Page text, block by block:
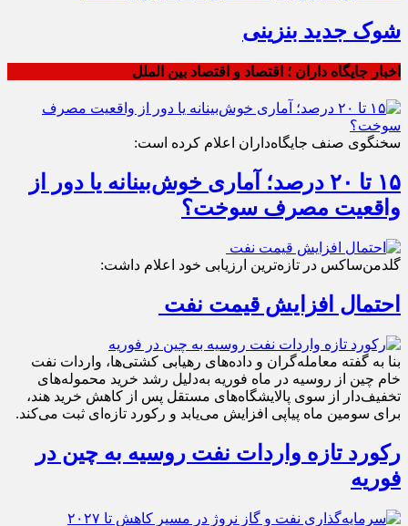
شوک جدید بنزینی
اخبار جایگاه داران ؛ اقتصاد و اقتصاد بین الملل
سخنگوی صنف جایگاه‌داران اعلام کرده است:
۱۵ تا ۲۰ درصد؛ آماری خوش‌بینانه یا دور از
واقعیت مصرف سوخت؟
گلدمن‌ساکس در تازه‌ترین ارزیابی خود اعلام داشت:
احتمال افزایش قیمت نفت
بنا به گفته معامله‌گران و داده‌های رهیابی کشتی‌ها، واردات نفت
خام چین از روسیه در ماه فوریه به‌دلیل رشد خرید محموله‌های
تخفیف‌دار از سوی پالایشگاه‌های مستقل پس از کاهش خرید هند،
برای سومین ماه پیاپی افزایش می‌یابد و رکورد تازه‌ای ثبت می‌کند.
رکورد تازه واردات نفت روسیه به چین در
فوریه